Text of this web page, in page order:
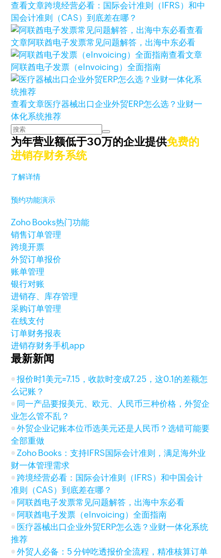
查看文章跨境经营必看：国际会计准则（IFRS）和中
国会计准则（CAS）到底差在哪？
查看
文章阿联酋电子发票常见问题解答，出海中东必看
查看文章
阿联酋电子发票（eInvoicing）全面指南
查看文章医疗器械出口企业外贸ERP怎么选？业财一
体化系统推荐
为年营业额低于30万的企业提供免费的
进销存财务系统
了解详情
预约功能演示
Zoho Books热门功能
销售订单管理
跨境开票
外贸订单报价
账单管理
银行对账
进销存、库存管理
采购订单管理
在线支付
订单财务报表
进销存财务手机app
最新新闻
报价时1美元=7.15，收款时变成7.25，这0.1的差额怎
么记账？
同一产品要报美元、欧元、人民币三种价格，外贸企
业怎么管不乱？
外贸企业记账本位币选美元还是人民币？选错可能要
全部重做
Zoho Books：支持IFRS国际会计准则，满足海外业
财一体管理需求
跨境经营必看：国际会计准则（IFRS）和中国会计
准则（CAS）到底差在哪？
阿联酋电子发票常见问题解答，出海中东必看
阿联酋电子发票（eInvoicing）全面指南
医疗器械出口企业外贸ERP怎么选？业财一体化系统
推荐
外贸人必备：5 分钟吃透报价全流程，精准核算订单